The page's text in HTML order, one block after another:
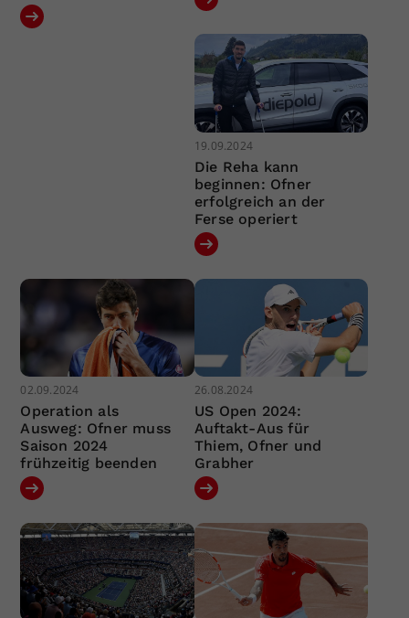
19.09.2024
Die Reha kann
beginnen: Ofner
erfolgreich an der
Ferse operiert
02.09.2024
Operation als
Ausweg: Ofner muss
Saison 2024
frühzeitig beenden
26.08.2024
US Open 2024:
Auftakt-Aus für
Thiem, Ofner und
Grabher